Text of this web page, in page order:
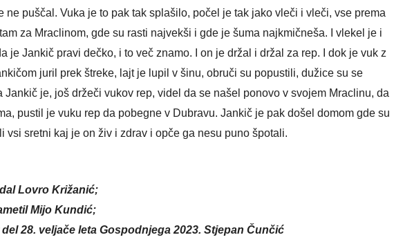
ne puščal. Vuka je to pak tak splašilo, počel je tak jako vleči i vleči, vse prema
za Mraclinom, gde su rasti najvekši i gde je šuma najkmičneša. I vlekel je i
je Jankič pravi dečko, i to več znamo. I on je držal i držal za rep. I dok je vuk z
juril prek štreke, lajt je lupil v šinu, obruči su popustili, dužice su se
Jankič je, još držeči vukov rep, videl da se našel ponovo v svojem Mraclinu, da
pustil je vuku rep da pobegne v Dubravu. Jankič je pak došel domom gde su
vsi sretni kaj je on živ i zdrav i opče ga nesu puno špotali.
Lovro Križanić;
Mijo Kundić;
28. veljače leta Gospodnjega 2023. Stjepan Čunčić